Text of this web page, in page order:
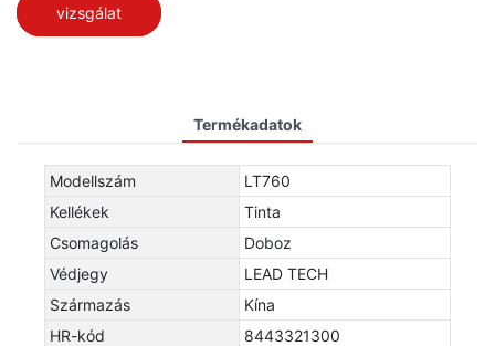
vizsgálat
Termékadatok
Modellszám
LT760
Kellékek
Tinta
Csomagolás
Doboz
Védjegy
LEAD TECH
Származás
Kína
HR-kód
8443321300